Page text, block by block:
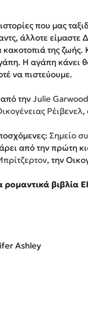
που μας
άλλοτε είμαστε
της ζωής.
Η αγάπη κάνει
να πιστεύουμε.
τηνJulie Garwood
Ρέιβενελ,
Σημείο
από την πρώτη
, την
ρομαντικά βιβλία
Ashley